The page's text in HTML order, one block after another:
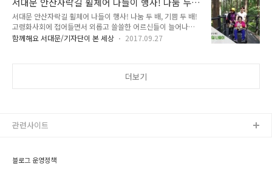
니다. 이번에 소개할 ..
많이 있기에, 걷기 여행을 해보는건 어떨까요? 그래서 자연과 함
께 걷는 즐거움을 맛볼 수 있는 북한산 무장애 자락길을 소개해
볼까 합니다. 저와 함께 가보실까요^^ 서대문구에 자리한 북한
산 자락길은 어르신과 영유아 및 임산부와 장애인도 북한산 속에
배 기쁨 두 배!
서대문 안산자락길 휠체어 나들이 행사! 나눔 두 배, 기쁨 두 배!
고령화사회에 접어들면서 외롭고 쓸쓸한 어르신들이 늘어나고
있어요. 서대문구에 몸이 아파서 외출이 어려운 홀몸 어르신들에
'나눔 이웃' 행사는 헬스리더 봉사자들과 직원이 함께 어르신을
기가 행복해 보이셨어..
함께해요 서대문/기자단이 본 세상 2017.09.27
더보기
블로그 운영정책
관련사이트